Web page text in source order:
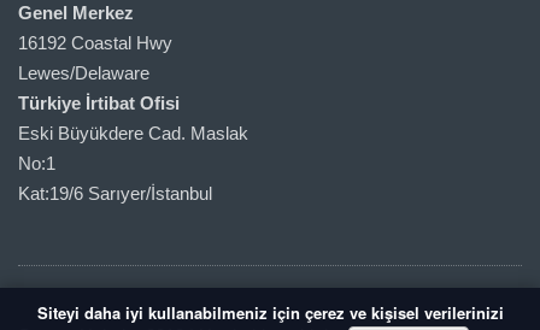
Genel Merkez
16192 Coastal Hwy
Lewes/Delaware
Türkiye İrtibat Ofisi
Eski Büyükdere Cad. Maslak
No:1
Kat:19/6 Sarıyer/İstanbul
Siteyi daha iyi kullanabilmeniz için çerez ve kişisel verilerinizi